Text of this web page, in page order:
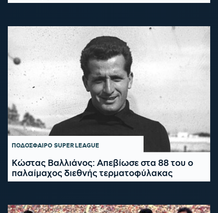
ΠΟΔΟΣΦΑΙΡΟ SUPER LEAGUE
Κώστας Βαλλιάνος: Απεβίωσε στα 88 του ο
παλαίμαχος διεθνής τερματοφύλακας